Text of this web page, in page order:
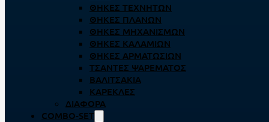
ΘΉΚΕΣ ΤΕΧΝΗΤΏΝ
ΘΉΚΕΣ ΠΛΆΝΩΝ
ΘΉΚΕΣ ΜΗΧΑΝΙΣΜΏΝ
ΘΉΚΕΣ ΚΑΛΑΜΙΏΝ
ΘΉΚΕΣ ΑΡΜΑΤΩΣΙΏΝ
ΤΣΆΝΤΕΣ ΨΑΡΈΜΑΤΟΣ
ΒΑΛΙΤΣΆΚΙΑ
ΚΑΡΈΚΛΕΣ
ΔΙΆΦΟΡΑ
COMBO-SET